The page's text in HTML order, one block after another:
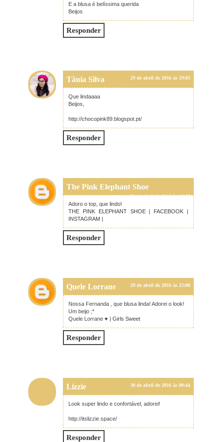
E a blusa é belíssima querida
Beijos
Responder
Tânia Silva 29 de abril de 2016 às 19:03
Que lindaaaa
Beijos,
http://chocopink89.blogspot.pt/
Responder
The Pink Elephant Shoe
29 de abril de 2016 às 19:53
Adoro o top, que lindo!
THE PINK ELEPHANT SHOE| FACEBOOK |
INSTAGRAM |
Responder
Quele Lorrane 29 de abril de 2016 às 22:08
Nossa Fernanda , que blusa linda! Adorei o look!
Um beijo ;*
Quele Lorrane ♥ | Girls Sweet
Responder
Lizzie 30 de abril de 2016 às 00:44
Look super lindo e confortável, adorei!
http://itslizzie.space/
Responder